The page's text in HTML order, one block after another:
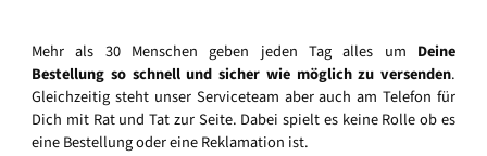
Mehr als 30 Menschen geben jeden Tag alles um Deine
Bestellung so schnell und sicher wie möglich zu versenden.
Gleichzeitig steht unser Serviceteam aber auch am Telefon für
Dich mit Rat und Tat zur Seite. Dabei spielt es keine Rolle ob es
eine Bestellung oder eine Reklamation ist.